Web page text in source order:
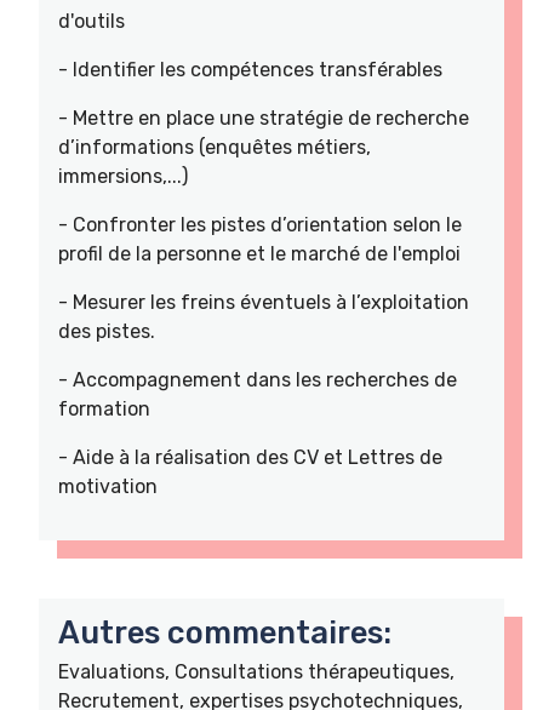
d'outils
- Identifier les compétences transférables
- Mettre en place une stratégie de recherche
d’informations (enquêtes métiers,
immersions,...)
- Confronter les pistes d’orientation selon le
profil de la personne et le marché de l'emploi
- Mesurer les freins éventuels à l’exploitation
des pistes.
- Accompagnement dans les recherches de
formation
- Aide à la réalisation des CV et Lettres de
motivation
Autres commentaires:
Evaluations, Consultations thérapeutiques,
Recrutement, expertises psychotechniques,